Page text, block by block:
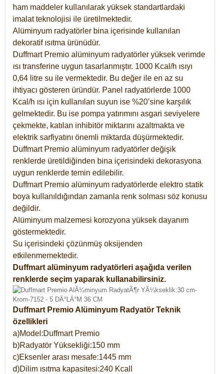
ham maddeler kullanılarak yüksek standartlardaki
imalat teknolojisi ile üretilmektedir.
Alüminyum radyatörler bina içerisinde kullanılan
dekoratif ısıtma ürünüdür.
Duffmart Premio alüminyum radyatörler yüksek verimde
ısı transferine uygun tasarlanmıştır. 1000 Kcal/h ısıyı
0,64 litre su ile vermektedir. Bu değer ile en az su
ihtiyacı gösteren üründür. Panel radyatörlerde 1000
Kcal/h ısı için kullanılan suyun ise %20’sine karşılık
gelmektedir. Bu ise pompa yatırımını asgari seviyelere
çekmekte, katılan inhibitör miktarını azaltmakta ve
elektrik sarfiyatını önemli miktarda düşürmektedir.
Duffmart Premio alüminyum radyatörler değişik
renklerde üretildiğinden bina içerisindeki dekorasyona
uygun renklerde temin edilebilir.
Duffmart Premio alüminyum radyatörlerde elektro statik
boya kullanıldığından zamanla renk solması söz konusu
değildir.
Alüminyum malzemesi korozyona yüksek dayanım
göstermektedir.
Su içerisindeki çözünmüş oksijenden
etkilenmemektedir.
Duffmart alüminyum radyatörleri aşağıda verilen
renklerde seçim yaparak kullanabilirsiniz.
Duffmart Premio Alüminyum Radyatör Teknik
özellikleri
a)Model:Duffmart Premio
b)Radyatör Yüksekliği:150 mm
c)Eksenler arası mesafe:1445 mm
d)Dilim ısıtma kapasitesi:240 Kcall